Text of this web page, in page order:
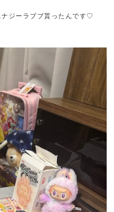
ジーラブブ貰ったんです♡